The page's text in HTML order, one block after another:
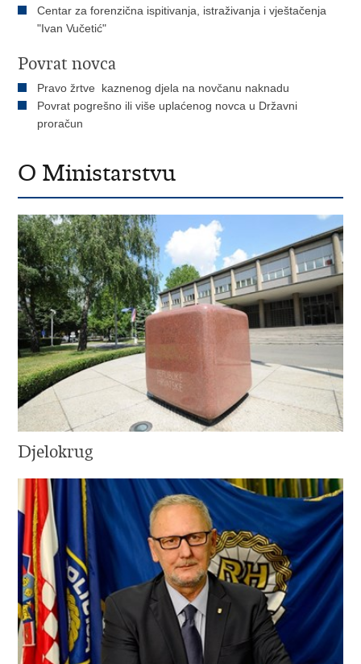
Centar za forenzična ispitivanja, istraživanja i vještačenja
"Ivan Vučetić"
Povrat novca
Pravo žrtve kaznenog djela na novčanu naknadu
Povrat pogrešno ili više uplaćenog novca u Državni
proračun
O Ministarstvu
Djelokrug